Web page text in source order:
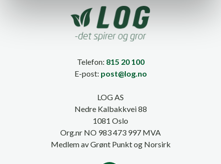
Telefon: 815 20 100
E-post: post@log.no
LOG AS
Nedre Kalbakkvei 88
1081 Oslo
Org.nr NO 983 473 997 MVA
Medlem av Grønt Punkt og Norsirk